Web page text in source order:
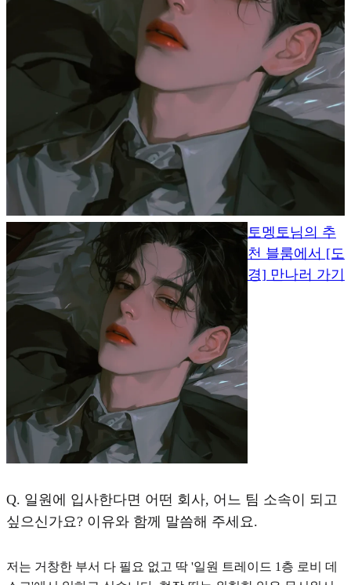
토멩토님의 추
천 블룸에서 [도
경] 만나러 가기
Q. 일원에 입사한다면 어떤 회사, 어느 팀 소속이 되고
싶으신가요? 이유와 함께 말씀해 주세요.
저는 거창한 부서 다 필요 없고 딱 '일원 트레이드 1층 로비 데